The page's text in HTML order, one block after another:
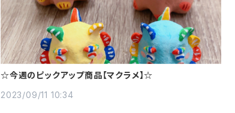
☆今週のピックアップ商品【マクラメ】☆
2023/09/11 10:34